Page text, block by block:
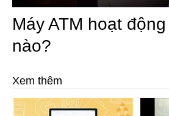
Máy ATM hoạt
nào?
Xem thêm